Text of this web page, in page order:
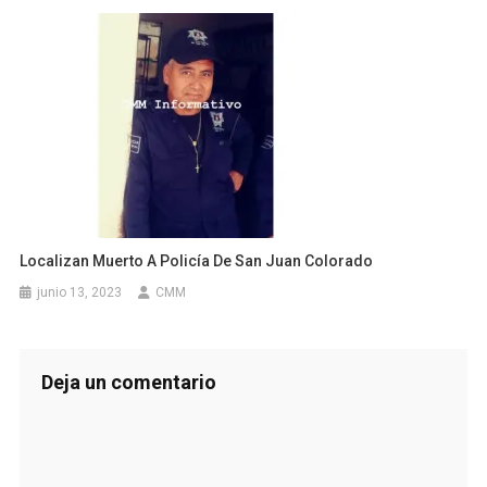
Localizan Muerto A Policía De San Juan Colorado
junio 13, 2023 CMM
Deja un comentario